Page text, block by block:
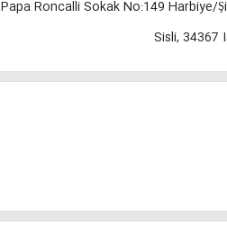
Papa Roncalli Sokak No:149 Harbiye/
Sisli, 34367